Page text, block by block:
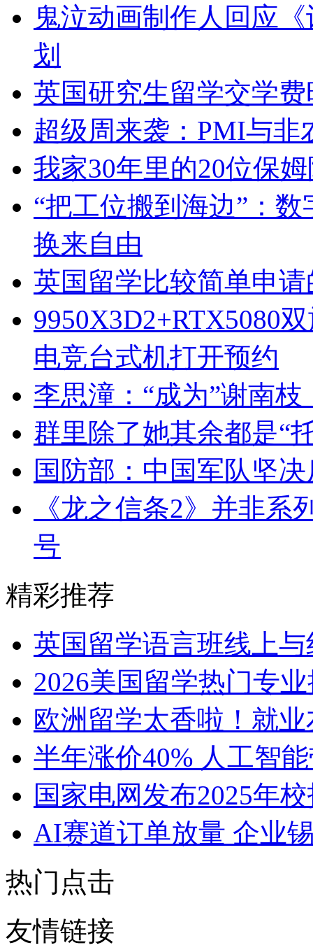
鬼泣动画制作人回应
划
英国研究生留学交学费
超级周来袭：PMI与非
我家30年里的20位保
“把工位搬到海边”：
换来自由
英国留学比较简单申
9950X3D2+RTX5080
电竞台式机打开预约
李思潼：“成为”谢南
群里除了她其余都是“
国防部：中国军队坚
《龙之信条2》并非系
号
精彩推荐
英国留学语言班线上
2026美国留学热门专
欧洲留学太香啦！就
半年涨价40% 人工智
国家电网发布2025年
AI赛道订单放量 企业
热门点击
友情链接